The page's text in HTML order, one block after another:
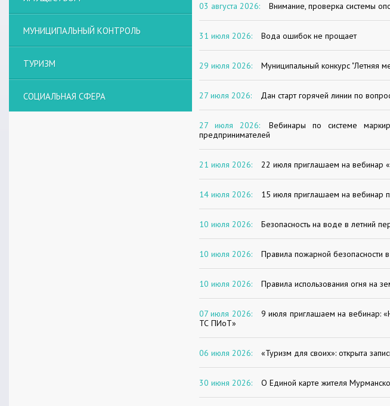
03 августа 2026: Внимание, проверка системы
31 июля 2026: Вода ошибок не прощает
29 июля 2026: Муниципальный конкурс "Летняя
27 июля 2026: Дан старт горячей линии по
27 июля 2026:
Вебинары по системе
предпринимателей
21 июля 2026: 22 июля приглашаем на вебинар
14 июля 2026: 15 июля приглашаем на вебинар
10 июля 2026: Безопасность на воде в летний
10 июля 2026: Правила пожарной безопасности
10 июля 2026: Правила использования огня на
07 июля 2026:
9 июля приглашаем на вебинар:
ТС ПИоТ»
06 июля 2026: «Туризм для своих»: открыта
30 июня 2026: О Единой карте жителя
МУНИЦИПАЛЬНЫЙ КОНТРОЛЬ
ТУРИЗМ
СОЦИАЛЬНАЯ СФЕРА